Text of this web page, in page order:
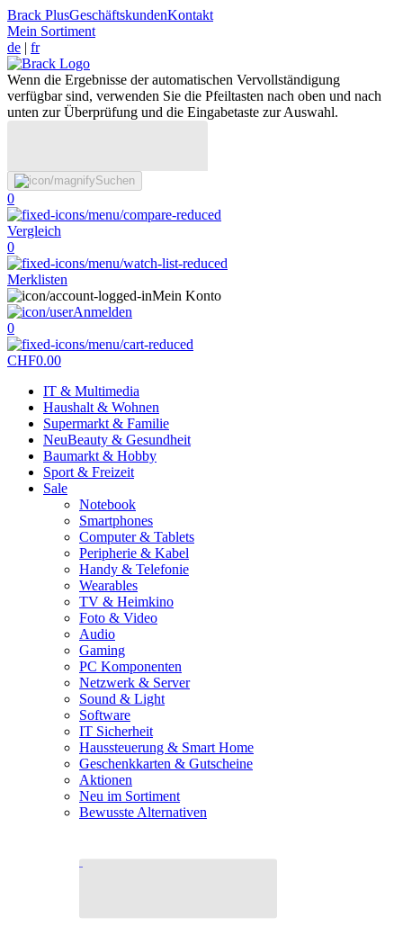
Brack PlusGeschäftskundenKontakt
Mein Sortiment
de | fr
Wenn die Ergebnisse der automatischen Vervollständigung
verfügbar sind, verwenden Sie die Pfeiltasten nach oben und nach
unten zur Überprüfung und die Eingabetaste zur Auswahl.
Suchen
0
Vergleich
0
Merklisten
Mein Konto
Anmelden
0
CHF0.00
IT & Multimedia
Haushalt & Wohnen
Supermarkt & Familie
NeuBeauty & Gesundheit
Baumarkt & Hobby
Sport & Freizeit
Sale
Notebook
Smartphones
Computer & Tablets
Peripherie & Kabel
Handy & Telefonie
Wearables
TV & Heimkino
Foto & Video
Audio
Gaming
PC Komponenten
Netzwerk & Server
Sound & Light
Software
IT Sicherheit
Haussteuerung & Smart Home
Geschenkkarten & Gutscheine
Aktionen
Neu im Sortiment
Bewusste Alternativen